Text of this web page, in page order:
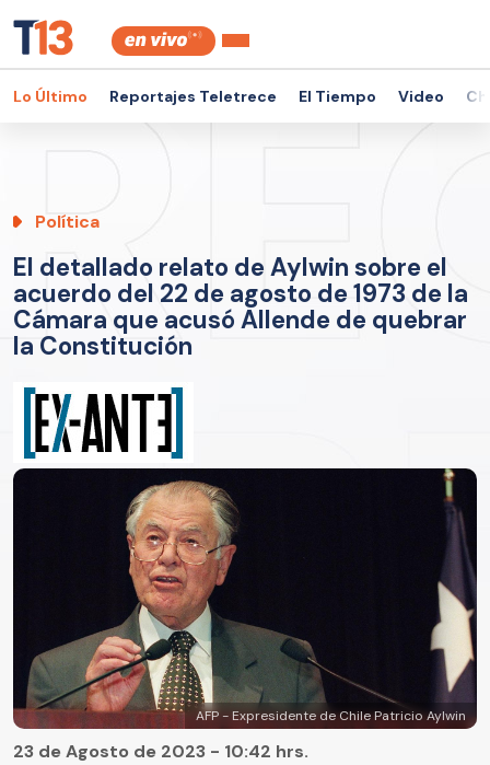
Lo Último Reportajes Teletrece El Tiempo Video
Política
El detallado relato de Aylwin sobre el
acuerdo del 22 de agosto de 1973 de la
Cámara que acusó Allende de quebrar
la Constitución
AFP - Expresidente de Chile Patricio Aylwin
23 de Agosto de 2023 - 10:42 hrs.